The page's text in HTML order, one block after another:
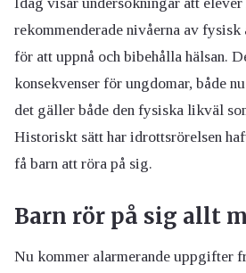
rekommenderade nivåerna av
för att uppnå och bibehålla hälsan.
konsekvenser för ungdomar, både
det gäller både den fysiska likväl
Historiskt sätt har idrottsrörelsen
få barn att röra på sig.
Barn rör på sig allt
Nu kommer alarmerande uppgifter